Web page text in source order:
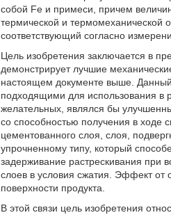
собой Fe и примеси, причем
термической и термомеханической
соответствующий согласно
Цель изобретения заключается в
демонстрирует лучшие
настоящем документе выше.
подходящими для использования в
желательных, являлся бы
со способностью получения в ходе
цементованного слоя, слоя,
упрочненному типу, который
задерживание растрескивания при
слоев в условия сжатия. Эффект от
поверхности продукта.
В этой связи цель изобретения